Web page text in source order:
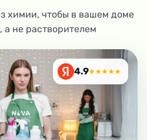
химии, чтобы в вашем доме
а не растворителем
4.9★★★★★